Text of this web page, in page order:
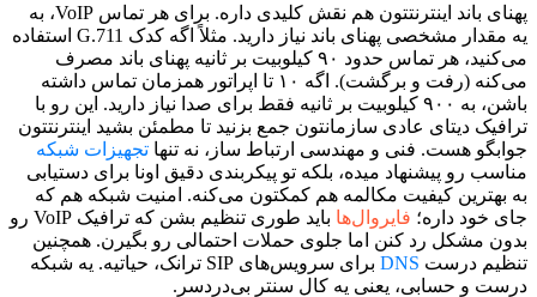
پهنای باند اینترنتتون هم نقش کلیدی داره. برای هر تماس VoIP، به
یه مقدار مشخصی پهنای باند نیاز دارید. مثلاً اگه کدک G.711 استفاده
می‌کنید، هر تماس حدود ۹۰ کیلوبیت بر ثانیه پهنای باند مصرف
می‌کنه (رفت و برگشت). اگه ۱۰ تا اپراتور همزمان تماس داشته
باشن، به ۹۰۰ کیلوبیت بر ثانیه فقط برای صدا نیاز دارید. این رو با
ترافیک دیتای عادی سازمانتون جمع بزنید تا مطمئن بشید اینترنتتون
جوابگو هست. فنی و مهندسی ارتباط ساز، نه تنها تجهیزات شبکه
مناسب رو پیشنهاد میده، بلکه تو پیکربندی دقیق اونا برای دستیابی
به بهترین کیفیت مکالمه هم کمکتون می‌کنه. امنیت شبکه هم که
جای خود داره؛ فایروال‌ها
باید طوری تنظیم بشن که ترافیک VoIP رو
بدون مشکل رد کنن اما جلوی حملات احتمالی رو بگیرن. همچنین
تنظیم درست DNS
برای سرویس‌های SIP ترانک، حیاتیه. یه شبکه
درست و حسابی، یعنی یه کال سنتر بی‌دردسر.